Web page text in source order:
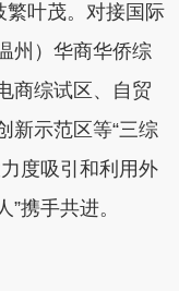
繁叶茂。对接国际
州）华商华侨综
商综试区、自贸
新示范区等“三综
度吸引和利用外
”携手共进。